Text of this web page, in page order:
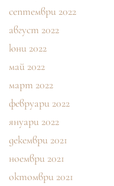
септември 2022
август 2022
юни 2022
май 2022
март 2022
февруари 2022
януари 2022
декември 2021
ноември 2021
октомври 2021